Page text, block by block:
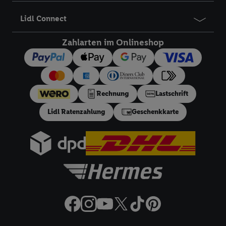
Lidl Connect
Zahlarten im Onlineshop
Rechnung Lastschrift
Lidl Ratenzahlung Geschenkkarte
dieser Werbeausspielungen.
Sofern Sie hier Ihre Zustimmung dazu erteilen und danach ein
Lidl Plus-Konto erstellen bzw. sich in Ihr bestehendes Lidl
Plus-Konto einloggen, kann darüber hinaus auch Ihre dort
angegebene E-Mail-Adresse von uns in gemeinsamer
Verantwortlichkeit mit einem der oben genannten Partner
verwendet werden, um daraus eine spezielle Online-Kennung
zu erstellen (die sogenannte EUID), die wir sodann ähnlich wie
die sogleich beschriebene Utiq-Kennung verwenden können,
um Sie in von Dritten betriebenen Diensten zu erkennen und
Ihnen personalisierte Werbung auszuspielen. Hierzu wird von
uns und einem der anderen oben genannten Partner auch Ihre
in einen Hashwert umgewandelte E-Mail-Adresse in
gemeinsamer Verantwortlichkeit verarbeitet.
Telekommunikationsnetzbetreiber , die Utiq-Technologie